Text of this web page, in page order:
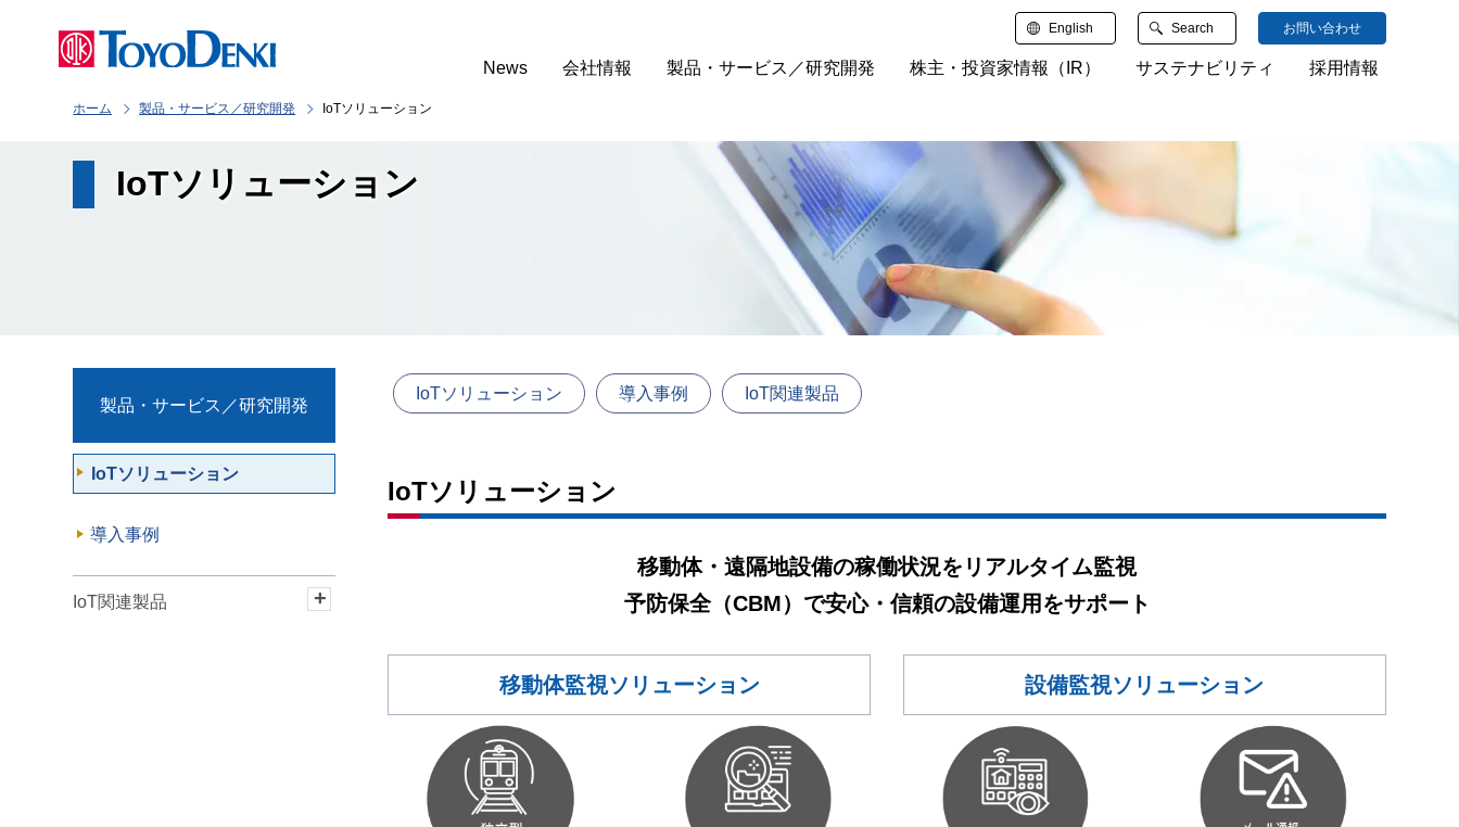
English Search お問い合わせ
News 会社情報 製品・サービス／研究開発 株主・投資家情報（IR） サステナビリティ 採用情報
ホーム 製品・サービス／研究開発 IoTソリューション
IoTソリューション
製品・サービス／研究開発
IoTソリューション
導入事例
IoT関連製品
IoTソリューション 導入事例 IoT関連製品
IoTソリューション
移動体・遠隔地設備の稼働状況をリアルタイム監視
予防保全（CBM）で安心・信頼の設備運用をサポート
移動体監視ソリューション 設備監視ソリューション